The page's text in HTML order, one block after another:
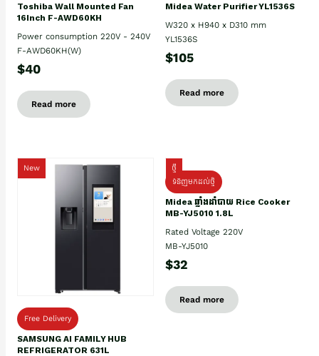
Toshiba Wall Mounted Fan
16Inch F-AWD60KH
Power consumption 220V - 240V
F-AWD60KH(W)
$40
Read more
Midea Water Purifier YL1536S
W320 x H940 x D310 mm
YL1536S
$105
Read more
New
Free Delivery
SAMSUNG AI FAMILY HUB
REFRIGERATOR 631L
ថ្មី
ទំនិញមកដល់ថ្មិ
Midea ឆ្នាំងដាំបាយ Rice Cooker
MB-YJ5010 1.8L
Rated Voltage 220V
MB-YJ5010
$32
Read more